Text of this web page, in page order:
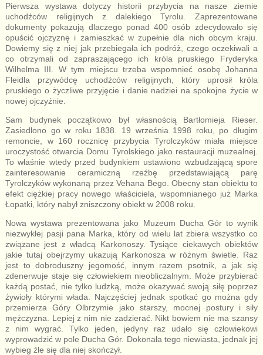
Pierwsza wystawa dotyczy historii przybycia na nasze ziemie
uchodźców religijnych z dalekiego Tyrolu. Zaprezentowane
dokumenty pokazują dlaczego ponad 400 osób zdecydowało się
opuścić ojczyznę i zamieszkać w zupełnie dla nich obcym kraju.
Dowiemy się z niej jak przebiegała ich podróż, czego oczekiwali a
co otrzymali od zapraszającego ich króla pruskiego Fryderyka
Wilhelma III. W tym miejscu trzeba wspomnieć osobę Johanna
Fleidla przywódcę uchodźców religijnych, który uprosił króla
pruskiego o życzliwe przyjęcie i danie nadziei na spokojne życie w
nowej ojczyźnie.
Sam budynek początkowo był własnością Bartłomieja Rieser.
Zasiedlono go w roku 1838. 19 września 1998 roku, po długim
remoncie, w 160 rocznicę przybycia Tyrolczyków miała miejsce
uroczystość otwarcia Domu Tyrolskiego jako restauracji muzealnej.
To właśnie wtedy przed budynkiem ustawiono wzbudzającą spore
zainteresowanie ceramiczną rzeźbę przedstawiającą parę
Tyrolczyków wykonaną przez Vehana Bego. Obecny stan obiektu to
efekt ciężkiej pracy nowego właściciela, wspomnianego już Marka
Łopatki, który nabył zniszczony obiekt w 2008 roku.
Nowa wystawa prezentowana jako Muzeum Ducha Gór to wynik
niezwykłej pasji pana Marka, który od wielu lat zbiera wszystko co
związane jest z władcą Karkonoszy. Tysiące ciekawych obiektów
jakie tutaj obejrzymy ukazują Karkonosza w różnym świetle. Raz
jest to dobroduszny jegomość, innym razem psotnik, a jak się
zdenerwuje staje się człowiekiem nieobliczalnym. Może przybierać
każdą postać, nie tylko ludzką, może okazywać swoją siłę poprzez
żywioły którymi włada. Najczęściej jednak spotkać go można gdy
przemierza Góry Olbrzymie jako starszy, mocnej postury i siły
mężczyzna. Lepiej z nim nie zadzierać. Nikt bowiem nie ma szansy
z nim wygrać. Tylko jeden, jedyny raz udało się człowiekowi
wyprowadzić w pole Ducha Gór. Dokonała tego niewiasta, jednak jej
wybieg źle się dla niej skończył.